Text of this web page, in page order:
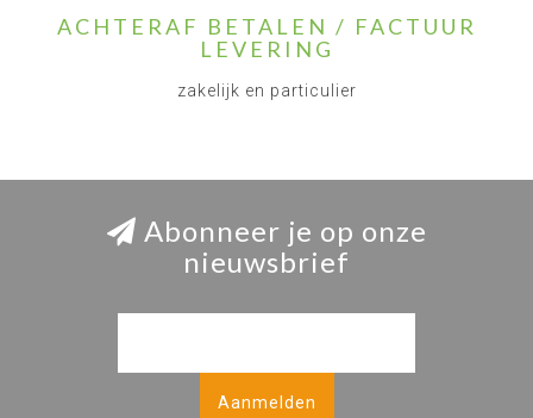
ACHTERAF BETALEN / FACTUUR
LEVERING
zakelijk en particulier
Abonneer je op onze
nieuwsbrief
Aanmelden